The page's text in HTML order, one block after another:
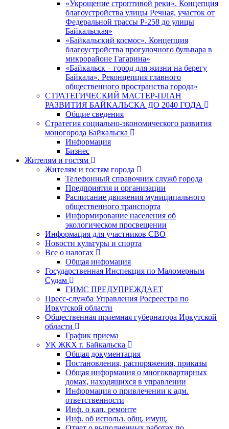
«Укрощение строптивой реки». Концепция
благоустройства улицы Речная, участок от
Федеральной трассы Р-258 до улицы
Байкальская»
«Байкальский космос». Концепция
благоустройства прогулочного бульвара в
микрорайоне Гагарина»
«Байкальск – город для жизни на берегу
Байкала». Реконцепция главного
общественного пространства города»
СТРАТЕГИЧЕСКИЙ МАСТЕР-ПЛАН
РАЗВИТИЯ БАЙКАЛЬСКА ДО 2040 ГОДА
Общие сведения
Стратегия социально-экономического развития
моногорода Байкальска
Информация
Бизнес
Жителям и гостям
Жителям и гостям города
Телефонный справочник служб города
Предприятия и организации
Расписание движения муниципального
общественного транспорта
Информирование населения об
экологическом просвещении
Информация для участников СВО
Новости культуры и спорта
Все о налогах
Общая инфомация
Государственная Инспекция по Маломерным
Судам
ГИМС ПРЕДУПРЕЖДАЕТ
Пресс-служба Управления Росреестра по
Иркутской области
Общественная приемная губернатора Иркутской
области
График приема
УК ЖКХ г. Байкальска
Общая документация
Постановления, распоряжения, приказы
Общая информация о многоквартирных
домах, находящихся в управлении
Информация о привлечении к адм.
ответственности
Инф. о кап. ремонте
Инф. об использ. общ. имущ.